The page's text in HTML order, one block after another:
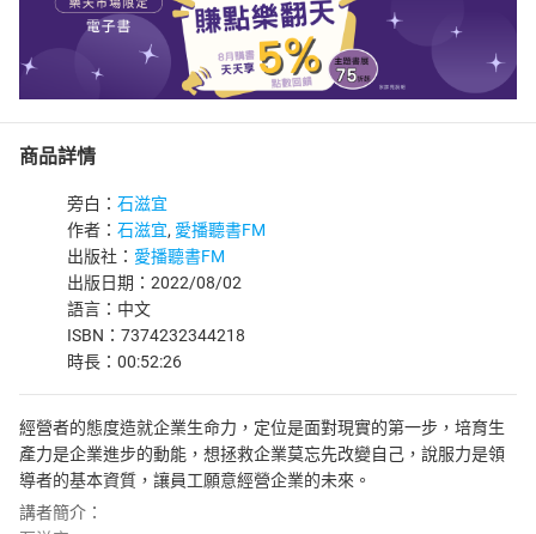
商品詳情
旁白： 石滋宜
作者： 石滋宜, 愛播聽書FM
出版社： 愛播聽書FM
出版日期：2022/08/02
語言：中文
ISBN：7374232344218
時長：00:52:26
經營者的態度造就企業生命力，定位是面對現實的第一步，培育生
產力是企業進步的動能，想拯救企業莫忘先改變自己，說服力是領
導者的基本資質，讓員工願意經營企業的未來。
講者簡介：